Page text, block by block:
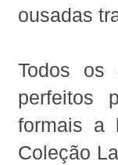
ousadas
Todos os
perfeitos
formais a
Coleção